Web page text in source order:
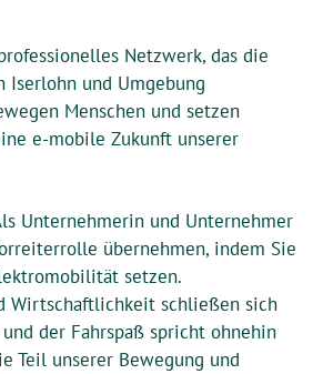
Netzwerk, das die
und Umgebung
Menschen und setzen
e-mobile Zukunft unserer
Unternehmerin und Unternehmer
übernehmen, indem Sie
setzen.
Wirtschaftlichkeit schließen sich
der Fahrspaß spricht ohnehin
Teil unserer Bewegung und